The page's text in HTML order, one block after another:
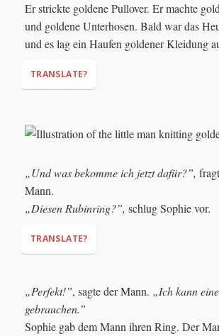
Er strickte goldene Pullover. Er machte
und goldene Unterhosen. Bald war das
und es lag ein Haufen goldener Kleidung
TRANSLATE?
„Und was bekomme ich jetzt dafür?”,
Mann.
„Diesen Rubinring?”, schlug Sophie vor.
TRANSLATE?
"This ruby ring?"
„Perfekt!”, sagte der Mann. „Ich kann
gebrauchen.”
Sophie gab dem Mann ihren Ring. Der